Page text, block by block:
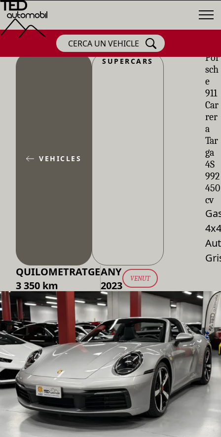
CERCA UN VEHICLE
VEHICLES
SUPERCARS
Por
sch
e
911
Car
rer
a
Tar
ga
4S
992
450
cv
4x4
QUILOMETRATGE
3 350 km
ANY
2023
VENUT